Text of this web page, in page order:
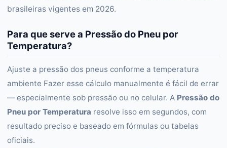
brasileiras vigentes em 2026.
Para que serve a Pressão do Pneu por
Temperatura?
Ajuste a pressão dos pneus conforme a temperatura
ambiente Fazer esse cálculo manualmente é fácil de errar
— especialmente sob pressão ou no celular. A Pressão do
Pneu por Temperatura resolve isso em segundos, com
resultado preciso e baseado em fórmulas ou tabelas
oficiais.